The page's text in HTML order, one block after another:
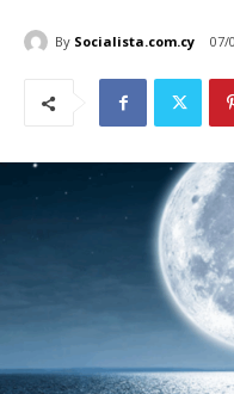
By Socialista.com.cy 07/